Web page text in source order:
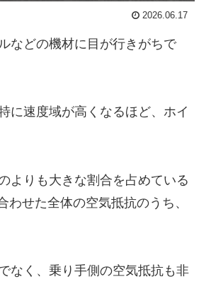
2026.06.17
などの機材に目が行きがちで
に速度域が高くなるほど、ホイ
よりも大きな割合を占めている
せた全体の空気抵抗のうち、
なく、乗り手側の空気抵抗も非